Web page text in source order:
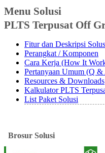
Menu Solusi
PLTS Terpusat Off
Fitur dan Deskripsi
Perangkat / Komponen
Cara Kerja (How It
Pertanyaan Umum (Q &
Resources & Downloads
Kalkulator PLTS
List Paket Solusi
Brosur Solusi